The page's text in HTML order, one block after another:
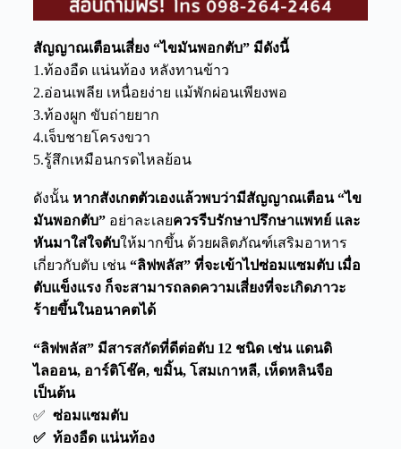
สัญญาณเตือนเสี่ยง “ไขมันพอกตับ” มีดังนี้
1.ท้องอืด แน่นท้อง หลังทานข้าว
2.อ่อนเพลีย เหนื่อยง่าย แม้พักผ่อนเพียงพอ
3.ท้องผูก ขับถ่ายยาก
4.เจ็บชายโครงขวา
5.รู้สึกเหมือนกรดไหลย้อน
ดังนั้น หากสังเกตตัวเองแล้วพบว่ามีสัญญาณเตือน “ไข
มันพอกตับ”อย่าละเลยควรรีบรักษาปรึกษาแพทย์ และ
หันมาใส่ใจตับให้มากขึ้น ด้วยผลิตภัณฑ์เสริมอาหาร
เกี่ยวกับตับ เช่น “ลิฟพลัส” ที่จะเข้าไปซ่อมแซมตับ เมื่อ
ตับแข็งแรง ก็จะสามารถลดความเสี่ยงที่จะเกิดภาวะ
ร้ายขึ้นในอนาคตได้
“ลิฟพลัส” มีสารสกัดที่ดีต่อตับ 12 ชนิด เช่น แดนดิ
ไลออน, อาร์ติโช๊ค, ขมิ้น, โสมเกาหลี, เห็ดหลินจือ
เป็นต้น
✅ ซ่อมแซมตับ
✅ ท้องอืด แน่นท้อง